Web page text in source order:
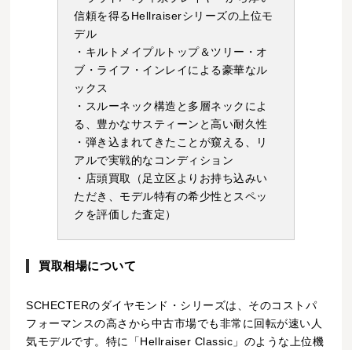
信頼を得るHellraiserシリーズの上位モ
デル
・キルトメイプルトップ＆ツリー・オ
ブ・ライフ・インレイによる豪華なル
ックス
・スルーネック構造と多層ネックによ
る、豊かなサスティーンと高い耐久性
・弾き込まれてきたことが窺える、リ
アルで実戦的なコンディション
・店頭買取（足立区よりお持ち込みい
ただき、モデル特有の希少性とスペッ
クを評価した査定）
買取相場について
SCHECTERのダイヤモンド・シリーズは、そのコストパ
フォーマンスの高さから中古市場でも非常に回転が速い人
気モデルです。特に「Hellraiser Classic」のような上位機